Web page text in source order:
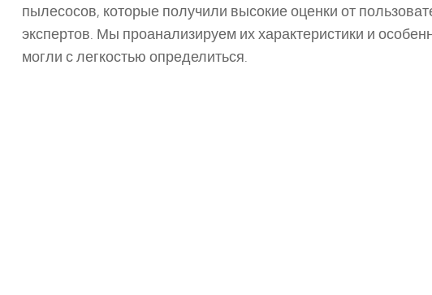
пылесосов, которые получили высокие оценки от
экспертов. Мы проанализируем их характеристики и
могли с легкостью определиться.